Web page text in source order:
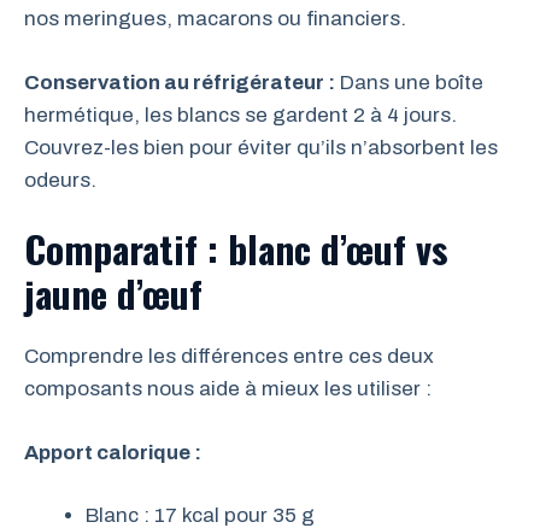
nos meringues, macarons ou financiers.
Conservation au réfrigérateur : Dans une boîte
hermétique, les blancs se gardent 2 à 4 jours.
Couvrez-les bien pour éviter qu’ils n’absorbent les
odeurs.
Comparatif : blanc d’œuf vs
jaune d’œuf
Comprendre les différences entre ces deux
composants nous aide à mieux les utiliser :
Apport calorique :
Blanc : 17 kcal pour 35 g